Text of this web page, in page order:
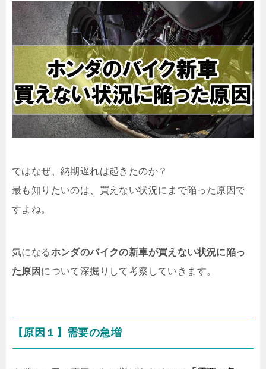
ではなぜ、納期遅れは起きたのか？
最も知りたいのは、買えない状況にまで陥った原因で
すよね。
気になるホンダのバイクの新車が買えない状況に陥っ
た原因 について深掘りして考察していきます。
【原因１】需要の急増